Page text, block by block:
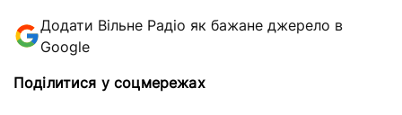
Додати Вільне Радіо як бажане джерело в
Google
Поділитися у соцмережах